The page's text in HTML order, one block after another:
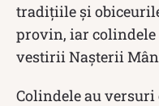
tradițiile și
provin, iar
vestirii Nașterii
Colindele au